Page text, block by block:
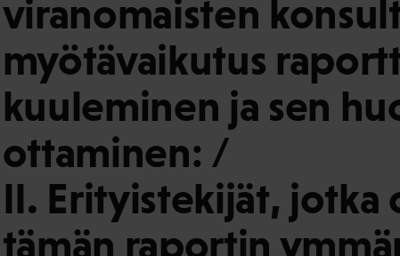
viranomaisten
myötävaikutus
kuuleminen ja sen
ottaminen: /
II. Erityistekijät, jotka
tämän raportin